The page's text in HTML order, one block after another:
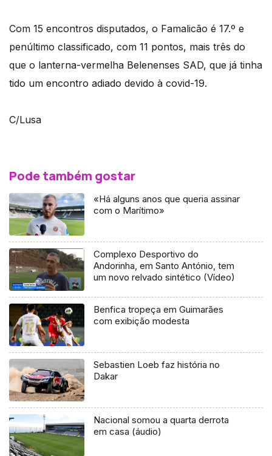
Com 15 encontros disputados, o Famalicão é 17.º e
penúltimo classificado, com 11 pontos, mais três do
que o lanterna-vermelha Belenenses SAD, que já tinha
tido um encontro adiado devido à covid-19.
C/Lusa
Pode também gostar
«Há alguns anos que queria assinar
com o Marítimo»
Complexo Desportivo do
Andorinha, em Santo António, tem
um novo relvado sintético (Vídeo)
Benfica tropeça em Guimarães
com exibição modesta
Sebastien Loeb faz história no
Dakar
Nacional somou a quarta derrota
em casa (áudio)